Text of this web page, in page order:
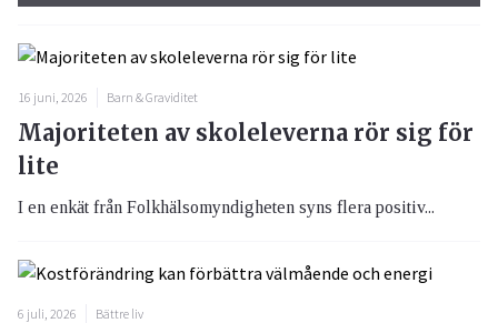
16 juni, 2026 Barn & Graviditet
Majoriteten av skoleleverna rör sig för
lite
I en enkät från Folkhälsomyndigheten syns flera positiv...
6 juli, 2026 Bättre liv